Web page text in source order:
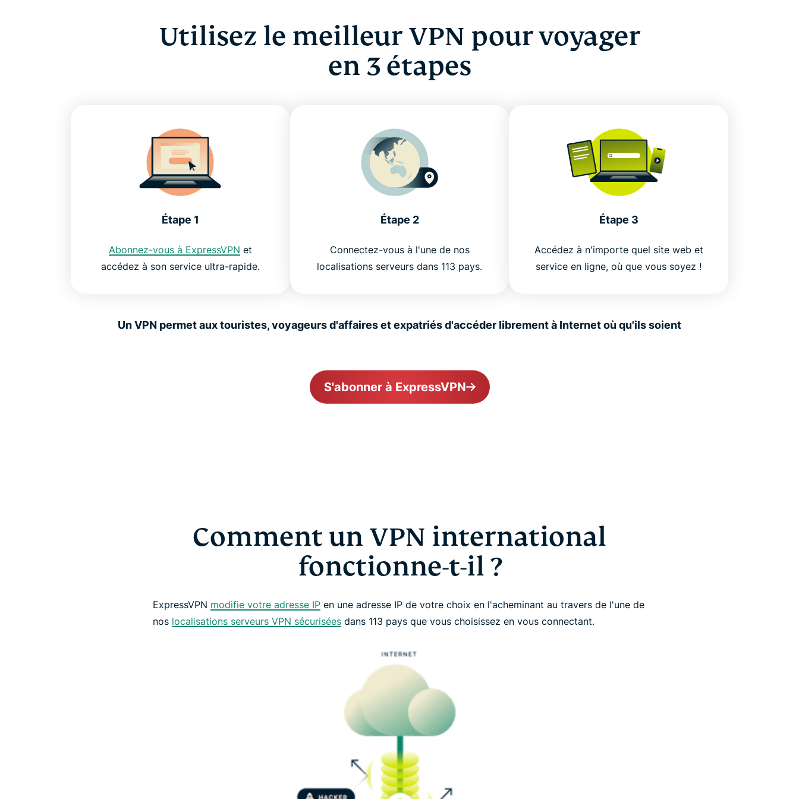
Utilisez le meilleur VPN pour voyager
en 3 étapes
Étape 1
Abonnez-vous à ExpressVPN et
accédez à son service ultra-rapide.
Étape 2
Connectez-vous à l'une de nos
localisations serveurs dans 113 pays.
Étape 3
Accédez à n'importe quel site web et
service en ligne, où que vous soyez !
Un VPN permet aux touristes, voyageurs d'affaires et expatriés d'accéder librement à Internet où qu'ils soient
S'abonner à ExpressVPN
Comment un VPN international
fonctionne-t-il ?
ExpressVPN modifie votre adresse IP en une adresse IP de votre choix en l'acheminant au travers de l'une de
nos localisations serveurs VPN sécurisées dans 113 pays que vous choisissez en vous connectant.